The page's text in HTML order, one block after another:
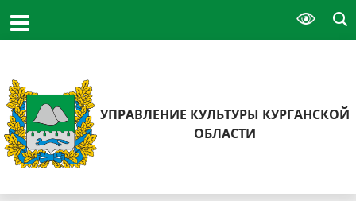
УПРАВЛЕНИЕ КУЛЬТУРЫ КУРГАНСКОЙ
ОБЛАСТИ